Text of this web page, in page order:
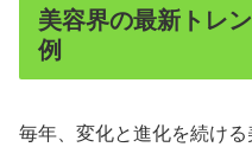
美容界の最新トレ
例
毎年、変化と進化を続け